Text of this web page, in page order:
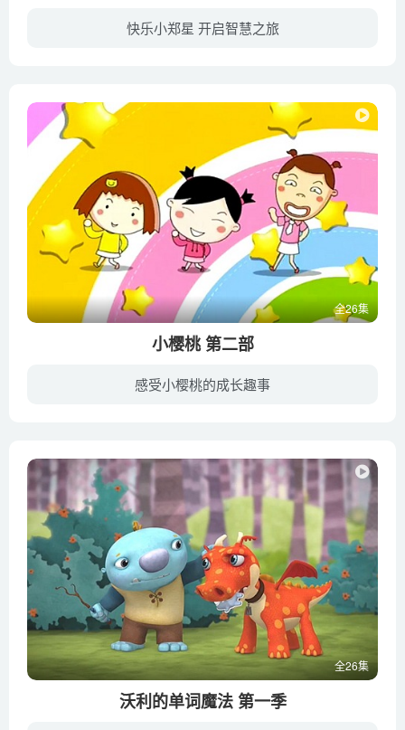
快乐小郑星 开启智慧之旅
全26集
小樱桃 第二部
感受小樱桃的成长趣事
全26集
沃利的单词魔法 第一季